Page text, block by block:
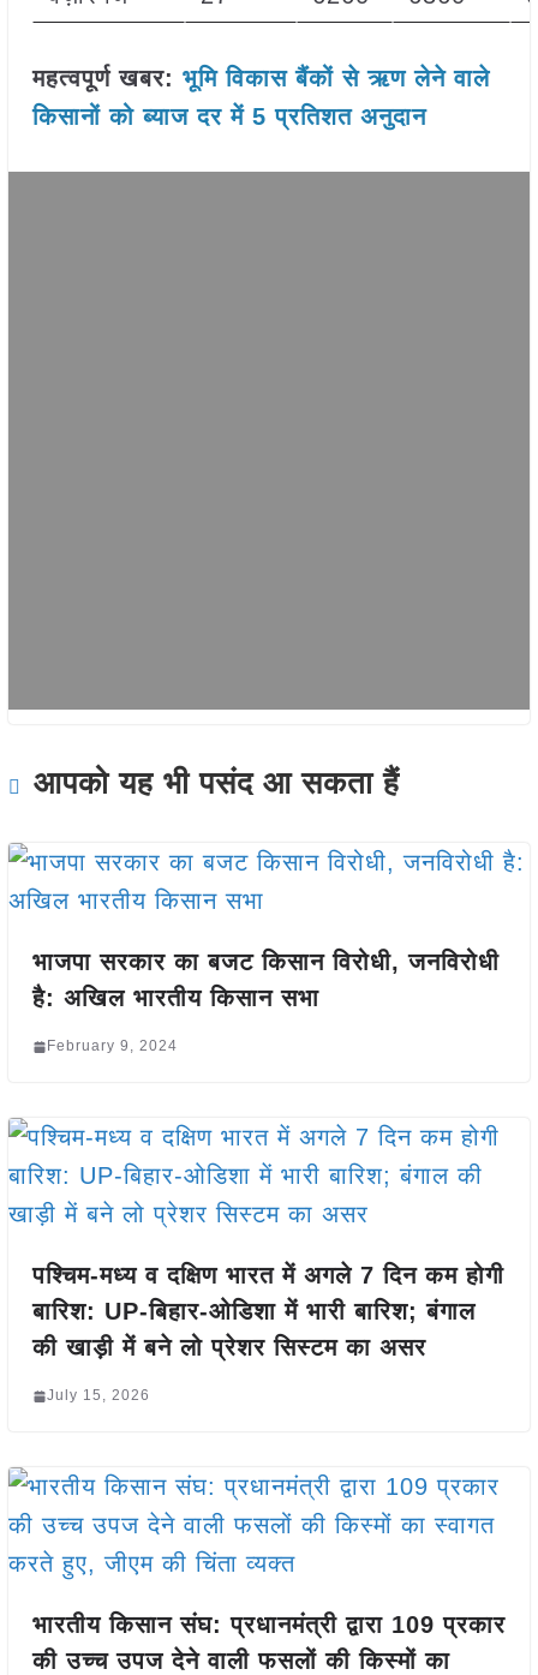
महत्वपूर्ण खबर: भूमि विकास बैंकों से ऋण लेने वाले
किसानों को ब्याज दर में 5 प्रतिशत अनुदान
आपको यह भी पसंद आ सकता हैं
भाजपा सरकार का बजट किसान विरोधी, जनविरोधी
है: अखिल भारतीय किसान सभा
February 9, 2024
पश्चिम-मध्य व दक्षिण भारत में अगले 7 दिन कम होगी
बारिश: UP-बिहार-ओडिशा में भारी बारिश; बंगाल
की खाड़ी में बने लो प्रेशर सिस्टम का असर
July 15, 2026
भारतीय किसान संघ: प्रधानमंत्री द्वारा 109 प्रकार
की उच्च उपज देने वाली फसलों की किस्मों का